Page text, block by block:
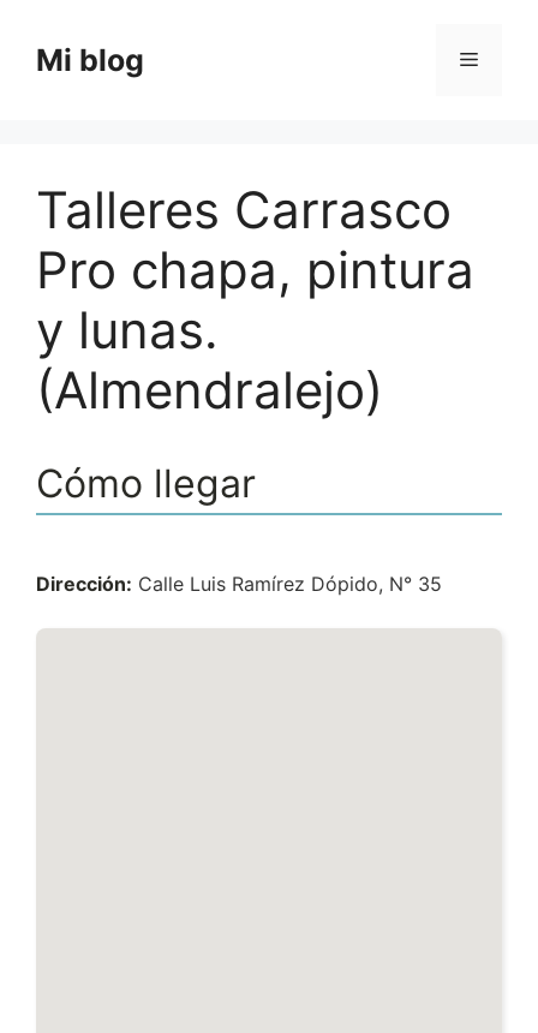
contenido
Mi blog Menú
Talleres Carrasco
Pro chapa, pintura
y lunas.
(Almendralejo)
Cómo llegar
Dirección: Calle Luis Ramírez Dópido, N° 35